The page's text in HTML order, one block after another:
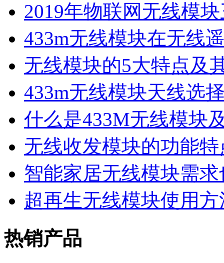
2019年物联网无线模
433m无线模块在无线
无线模块的5大特点及
433m无线模块天线选
什么是433M无线模块
无线收发模块的功能
智能家居无线模块需
超再生无线模块使用方
热销产品